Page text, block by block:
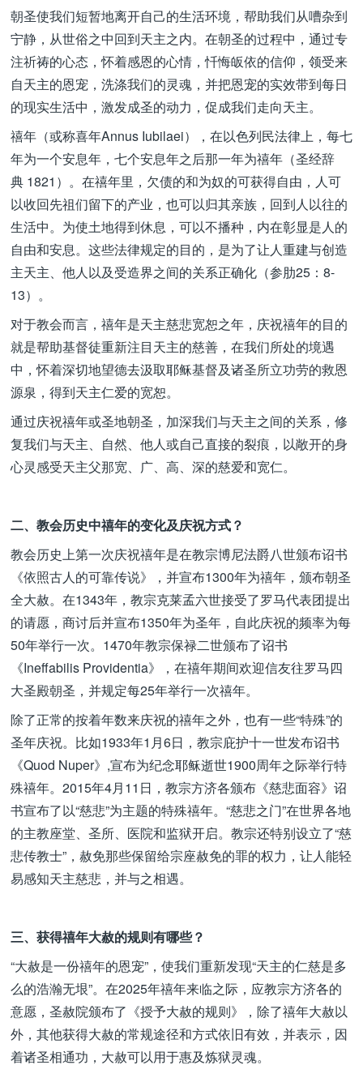
朝圣使我们短暂地离开自己的生活环境，帮助我们从嘈杂到
宁静，从世俗之中回到天主之内。在朝圣的过程中，通过专
注祈祷的心态，怀着感恩的心情，忏悔皈依的信仰，领受来
自天主的恩宠，洗涤我们的灵魂，并把恩宠的实效带到每日
的现实生活中，激发成圣的动力，促成我们走向天主。
禧年（或称喜年Annus Iubilaei），在以色列民法律上，每七
年为一个安息年，七个安息年之后那一年为禧年（圣经辞
典 1821）。在禧年里，欠债的和为奴的可获得自由，人可
以收回先祖们留下的产业，也可以归其亲族，回到人以往的
生活中。为使土地得到休息，可以不播种，内在彰显是人的
自由和安息。这些法律规定的目的，是为了让人重建与创造
主天主、他人以及受造界之间的关系正确化（参肋25：8-
13）。
对于教会而言，禧年是天主慈悲宽恕之年，庆祝禧年的目的
就是帮助基督徒重新注目天主的慈善，在我们所处的境遇
中，怀着深切地望德去汲取耶稣基督及诸圣所立功劳的救恩
源泉，得到天主仁爱的宽恕。
通过庆祝禧年或圣地朝圣，加深我们与天主之间的关系，修
复我们与天主、自然、他人或自己直接的裂痕，以敞开的身
心灵感受天主父那宽、广、高、深的慈爱和宽仁。
二、教会历史中禧年的变化及庆祝方式？
教会历史上第一次庆祝禧年是在教宗博尼法爵八世颁布诏书
《依照古人的可靠传说》，并宣布1300年为禧年，颁布朝圣
全大赦。在1343年，教宗克莱孟六世接受了罗马代表团提出
的请愿，商讨后并宣布1350年为圣年，自此庆祝的频率为每
50年举行一次。1470年教宗保禄二世颁布了诏书
《Ineffabilis Providentia》，在禧年期间欢迎信友往罗马四
大圣殿朝圣，并规定每25年举行一次禧年。
除了正常的按着年数来庆祝的禧年之外，也有一些“特殊”的
圣年庆祝。比如1933年1月6日，教宗庇护十一世发布诏书
《Quod Nuper》,宣布为纪念耶稣逝世1900周年之际举行特
殊禧年。2015年4月11日，教宗方济各颁布《慈悲面容》诏
书宣布了以“慈悲”为主题的特殊禧年。“慈悲之门”在世界各地
的主教座堂、圣所、医院和监狱开启。教宗还特别设立了“慈
悲传教士”，赦免那些保留给宗座赦免的罪的权力，让人能轻
易感知天主慈悲，并与之相遇。
三、获得禧年大赦的规则有哪些？
“大赦是一份禧年的恩宠”，使我们重新发现“天主的仁慈是多
么的浩瀚无垠”。在2025年禧年来临之际，应教宗方济各的
意愿，圣赦院颁布了《授予大赦的规则》，除了禧年大赦以
外，其他获得大赦的常规途径和方式依旧有效，并表示，因
着诸圣相通功，大赦可以用于惠及炼狱灵魂。